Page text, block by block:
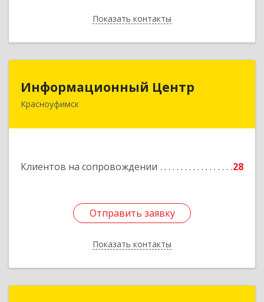
Показать контакты
Назад
Информационный Центр
Красноуфимск
Клиентов на сопровождении 28
Отправить заявку
Показать контакты
Информационный Центр
623300, Свердловская обл, Красноуфимск г,
Отправить заявку
Назад